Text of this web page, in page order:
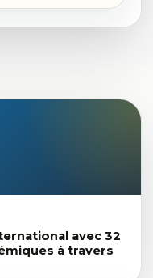
avec 32
à travers